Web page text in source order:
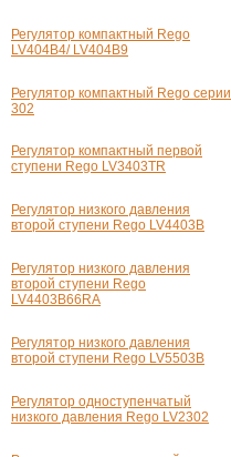
Регулятор компактный Rego
LV404B4/ LV404B9
Регулятор компактный Rego серии
302
Регулятор компактный первой
ступени Rego LV3403TR
Регулятор низкого давления
второй ступени Rego LV4403B
Регулятор низкого давления
второй ступени Rego
LV4403B66RA
Регулятор низкого давления
второй ступени Rego LV5503B
Регулятор одноступенчатый
низкого давления Rego LV2302